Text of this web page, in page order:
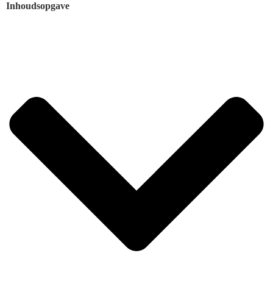
Inhoudsopgave